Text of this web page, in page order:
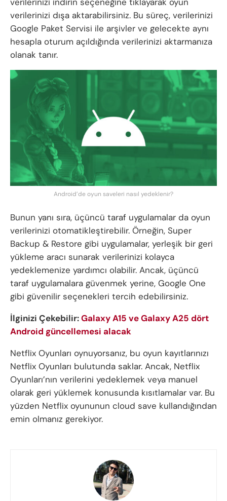
verilerinizi dışa aktarabilirsiniz. Bu süreç, verilerinizi
Google Paket Servisi ile arşivler ve gelecekte aynı
hesapla oturum açıldığında verilerinizi aktarmanıza
olanak tanır.
Android’de oyun saveleri nasıl yedeklenir?
Bunun yanı sıra, üçüncü taraf uygulamalar da oyun
verilerinizi otomatikleştirebilir. Örneğin, Super
Backup & Restore gibi uygulamalar, yerleşik bir geri
yükleme aracı sunarak verilerinizi kolayca
yedeklemenize yardımcı olabilir. Ancak, üçüncü
taraf uygulamalara güvenmek yerine, Google One
gibi güvenilir seçenekleri tercih edebilirsiniz.
İlginizi Çekebilir:Galaxy A15 ve Galaxy A25 dört
Android güncellemesi alacak
Netflix Oyunları oynuyorsanız, bu oyun kayıtlarınızı
Netflix Oyunları bulutunda saklar. Ancak, Netflix
Oyunları’nın verilerini yedeklemek veya manuel
olarak geri yüklemek konusunda kısıtlamalar var. Bu
yüzden Netflix oyununun cloud save kullandığından
emin olmanız gerekiyor.